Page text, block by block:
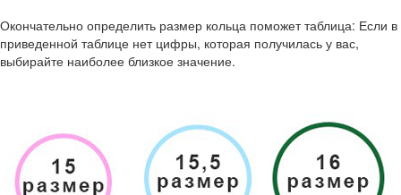
Окончательно определить размер кольца поможет таблица: Если в
приведенной таблице нет цифры, которая получилась у вас,
выбирайте наиболее близкое значение.